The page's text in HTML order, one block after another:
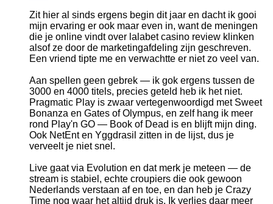
Zit hier al sinds ergens begin dit jaar en dacht ik gooi
mijn ervaring er ook maar even in, want de meningen
die je online vindt over lalabet casino review klinken
alsof ze door de marketingafdeling zijn geschreven.
Een vriend tipte me en verwachtte er niet zo veel van.
Aan spellen geen gebrek — ik gok ergens tussen de
3000 en 4000 titels, precies geteld heb ik het niet.
Pragmatic Play is zwaar vertegenwoordigd met Sweet
Bonanza en Gates of Olympus, en zelf hang ik meer
rond Play'n GO — Book of Dead is en blijft mijn ding.
Ook NetEnt en Yggdrasil zitten in de lijst, dus je
verveelt je niet snel.
Live gaat via Evolution en dat merk je meteen — de
stream is stabiel, echte croupiers die ook gewoon
Nederlands verstaan af en toe, en dan heb je Crazy
Time nog waar het altijd druk is. Ik verlies daar meer